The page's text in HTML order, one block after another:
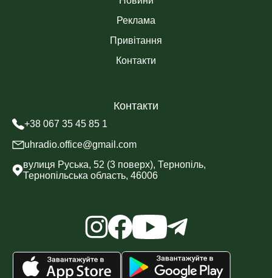
Реклама
Привітання
Контакти
Контакти
+38 067 35 45 85 1
uhradio.office@gmail.com
вулиця Руська, 52 (3 поверх), Тернопіль,
Тернопільська область, 46006